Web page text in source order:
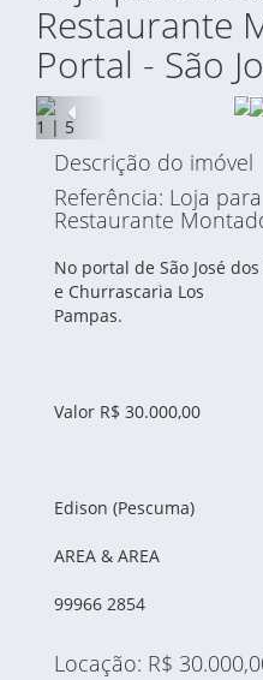
Restaurante
Portal - São
Anterior
1 | 5
Descrição do imóvel
Referência: Loja
Restaurante
No portal de São José
e Churrascaria Los
Pampas.
Valor R$ 30.000,00
Edison (Pescuma)
AREA & AREA
99966 2854
Locação: R$